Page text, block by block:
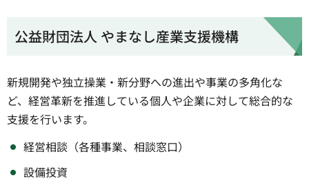
公益財団法人 やまなし産業支援機構
新規開発や独立操業・新分野への進出や事業の多角化な
ど、経営革新を推進している個人や企業に対して総合的な
支援を行います。
経営相談（各種事業、相談窓口）
設備投資